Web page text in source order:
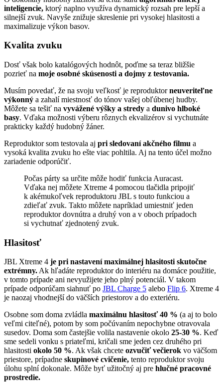
inteligencie, ktorý naplno využíva dynamický rozsah pre lepší a
silnejší zvuk. Navyše znižuje skreslenie pri vysokej hlasitosti a
maximalizuje výkon basov.
Kvalita zvuku
Dosť však bolo katalógových hodnôt, poďme sa teraz bližšie
pozrieť na moje osobné skúsenosti a dojmy z testovania.
Musím povedať, že na svoju veľkosť je reproduktorneuveriteľne
výkonný a zahalí miestnosť do tónov vašej obľúbenej hudby.
Môžete sa tešiť na vyvážené výšky a stredy a dunivo hlboké
basy. Vďaka možnosti výberu rôznych ekvalizérov si vychutnáte
prakticky každý hudobný žáner.
Reproduktor som testovala aj pri sledovaní akčného filmu a
vysoká kvalita zvuku ho ešte viac pohltila. Aj na tento účel možno
zariadenie odporúčiť.
Počas párty sa určite môže hodiť funkcia Auracast.
Vďaka nej môžete Xtreme 4 pomocou tlačidla pripojiť
k akémukoľvek reproduktoru JBL s touto funkciou a
zdieľať zvuk. Takto môžete napríklad umiestniť jeden
reproduktor dovnútra a druhý von a v oboch prípadoch
si vychutnať zjednotený zvuk.
Hlasitosť
JBL Xtreme 4 je pri nastavení maximálnej hlasitosti skutočne
extrémny. Ak hľadáte reproduktor do interiéru na domáce použitie,
v tomto prípade ani nevyužijete jeho plný potenciál. V takom
prípade odporúčam siahnuť po JBL Charge 5 alebo Flip 6. Xtreme 4
je naozaj vhodnejší do väčších priestorov a do exteriéru.
Osobne som doma zvládla maximálnu hlasitosť 40 % (a aj to bolo
veľmi citeľné), potom by som počúvaním nepochybne otravovala
susedov. Doma som častejšie volila nastavenie okolo 25-30 %. Keď
sme sedeli vonku s priateľmi, kričali sme jeden cez druhého pri
hlasitosti okolo 50 %. Ak však chcete ozvučiť večierok vo väčšom
priestore, prípadne skupinové cvičenie, tento reproduktor svoju
úlohu splní dokonale. Môže byť užitočný aj pre hlučné pracovné
prostredie.